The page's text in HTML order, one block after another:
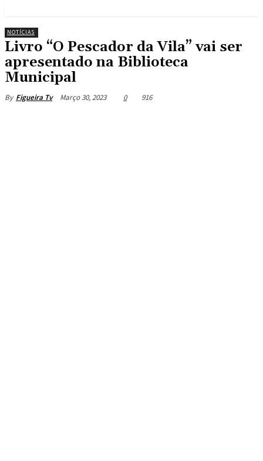
NOTÍCIAS
Livro “O Pescador da Vila” vai ser
apresentado na Biblioteca
Municipal
By Figueira Tv Março 30, 2023 0 916